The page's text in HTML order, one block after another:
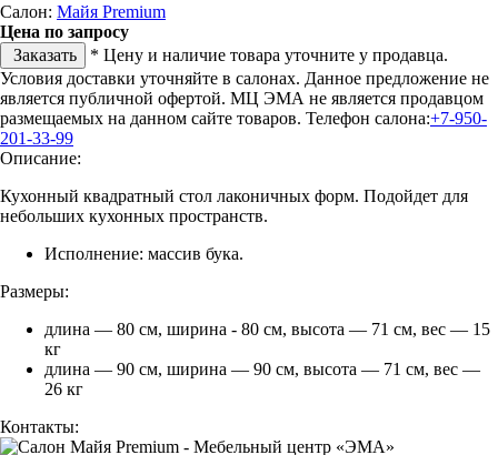
Салон: Майя Premium
Цена по запросу
Заказать
* Цену и наличие товара уточните у продавца.
Условия доставки уточняйте в салонах. Данное предложение не
является публичной офертой. МЦ ЭМА не является продавцом
размещаемых на данном сайте товаров. Телефон салона:+7-950-
201-33-99
Описание:
Кухонный квадратный стол лаконичных форм. Подойдет для
небольших кухонных пространств.
Исполнение: массив бука.
Размеры:
длина — 80 см, ширина - 80 см, высота — 71 см, вес — 15
кг
длина — 90 см, ширина — 90 см, высота — 71 см, вес —
26 кг
Контакты: